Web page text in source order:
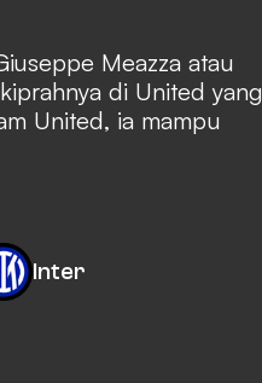
Meazza atau
di United yang
United, ia mampu
Inter